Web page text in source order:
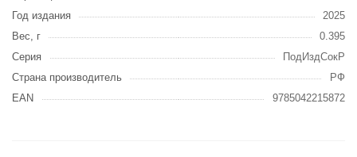
Год издания
2025
Вес, г
0.395
Серия
ПодИздСокР
Страна производитель
РФ
EAN
9785042215872